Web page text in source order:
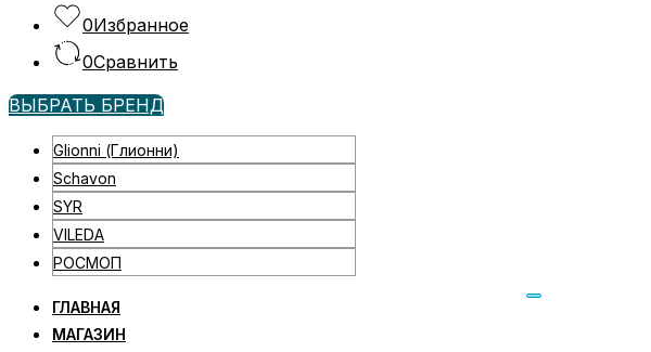
0Избранное
0Сравнить
ВЫБРАТЬ БРЕНД
Glionni (Глионни)
Schavon
SYR
VILEDA
РОСМОП
ГЛАВНАЯ
МАГАЗИН